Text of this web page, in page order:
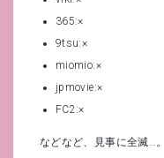
365:×
9tsu:×
miomio:×
jpmovie:×
FC2:×
などなど、見事に全滅…。